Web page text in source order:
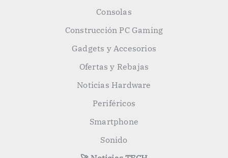
Consolas
Construcción PC Gaming
Gadgets y Accesorios
Ofertas y Rebajas
Noticias Hardware
Periféricos
Smartphone
Sonido